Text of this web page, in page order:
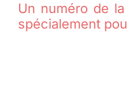
Un numéro de
spécialement